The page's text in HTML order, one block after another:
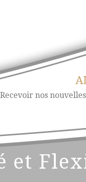
Recevoir nos
et